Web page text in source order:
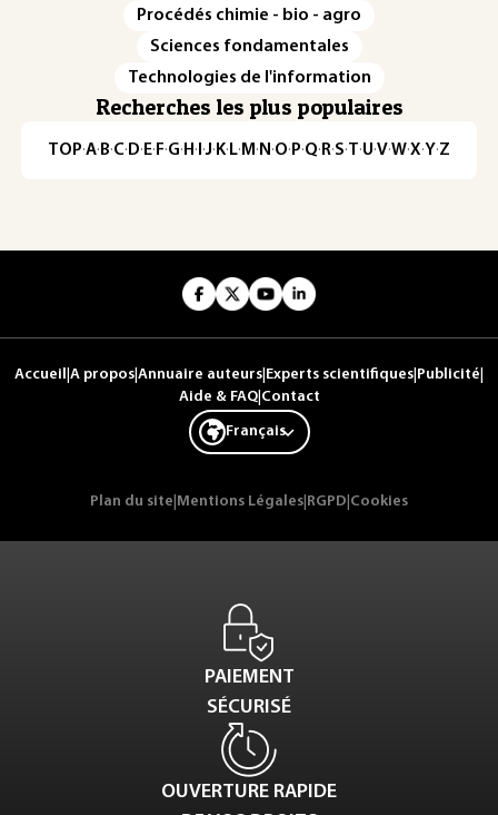
Procédés chimie - bio - agro
Sciences fondamentales
Technologies de l'information
Recherches les plus populaires
TOP·A·B·C· D· E· F·G· H · ·J· K· L· M · N ·O· P·Q· R·S·T·U·V·W·X·Y·Z
Accueil A propos Annuaire auteurs Experts scientifiques Publicité
Aide & FAQ| Contact
Français
Plan du site Mentions Légales RGPD Cookies
PAIEMENT
SÉCURISÉ
OUVERTURE RAPIDE